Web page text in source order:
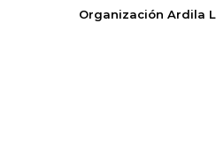
Organización Ardila